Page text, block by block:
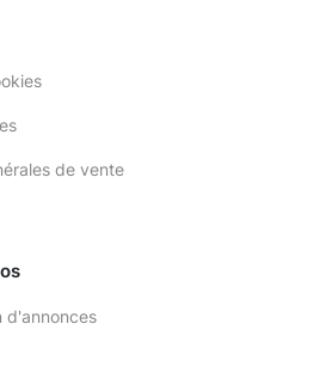
de vente
d'annonces